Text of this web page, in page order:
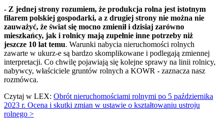
- Z jednej strony rozumiem, że produkcja rolna jest istotnym
filarem polskiej gospodarki, a z drugiej strony nie można nie
zauważyć, że świat się mocno zmienił i dzisiaj zarówno
mieszkańcy, jak i rolnicy mają zupełnie inne potrzeby niż
jeszcze 10 lat temu. Warunki nabycia nieruchomości rolnych
zawarte w ukurz-e są bardzo skomplikowane i podlegają zmiennej
interpretacji. Co chwilę pojawiają się kolejne sprawy na linii rolnicy,
nabywcy, właściciele gruntów rolnych a KOWR - zaznacza nasz
rozmówca.
Czytaj w LEX: Obrót nieruchomościami rolnymi po 5 października
2023 r. Ocena i skutki zmian w ustawie o kształtowaniu ustroju
rolnego >